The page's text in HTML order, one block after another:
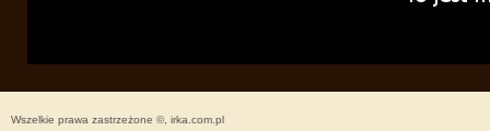
Wszelkie prawa zastrzeżone ©, irka.com.pl